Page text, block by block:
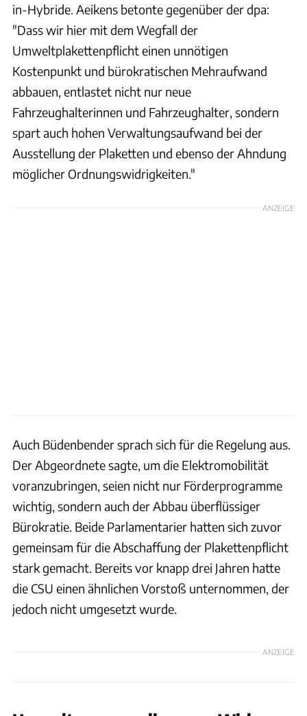
in-Hybride. Aeikens betonte gegenüber der dpa:
"Dass wir hier mit dem Wegfall der
Umweltplakettenpflicht einen unnötigen
Kostenpunkt und bürokratischen Mehraufwand
abbauen, entlastet nicht nur neue
Fahrzeughalterinnen und Fahrzeughalter, sondern
spart auch hohen Verwaltungsaufwand bei der
Ausstellung der Plaketten und ebenso der Ahndung
möglicher Ordnungswidrigkeiten."
ANZEIGE
Auch Büdenbender sprach sich für die Regelung aus.
Der Abgeordnete sagte, um die Elektromobilität
voranzubringen, seien nicht nur Förderprogramme
wichtig, sondern auch der Abbau überflüssiger
Bürokratie. Beide Parlamentarier hatten sich zuvor
gemeinsam für die Abschaffung der Plakettenpflicht
stark gemacht. Bereits vor knapp drei Jahren hatte
die CSU einen ähnlichen Vorstoß unternommen, der
jedoch nicht umgesetzt wurde.
ANZEIGE